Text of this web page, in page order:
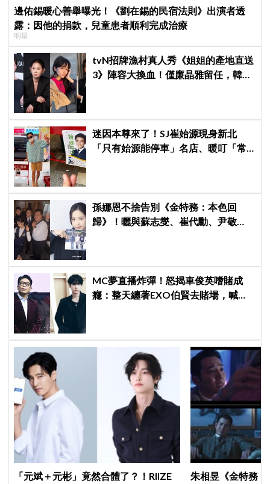
邊佑錫暖心善舉曝光！《劉在錫的民宿法則》出演者透
露：因他的捐款，兒童患者順利完成治療
明星
tvN招牌漁村真人秀《姐姐的產地直送
3》陣容大換血！僅廉晶雅留任，韓媒
迷因本尊來了！SJ崔始源現身新北
「只有始源能停車」名店、暖叮「常
孫娜恩不捨告別《金特務：本色回
歸》！曬與蘇志燮、崔代勳、尹敬
MC夢直播炸彈！怒揭車俊英嗜賭成
癮：整天纏著EXO伯賢去賭場，喊話
「元斌＋元彬」竟然合體了？！RIIZE
朱相昱《金特務